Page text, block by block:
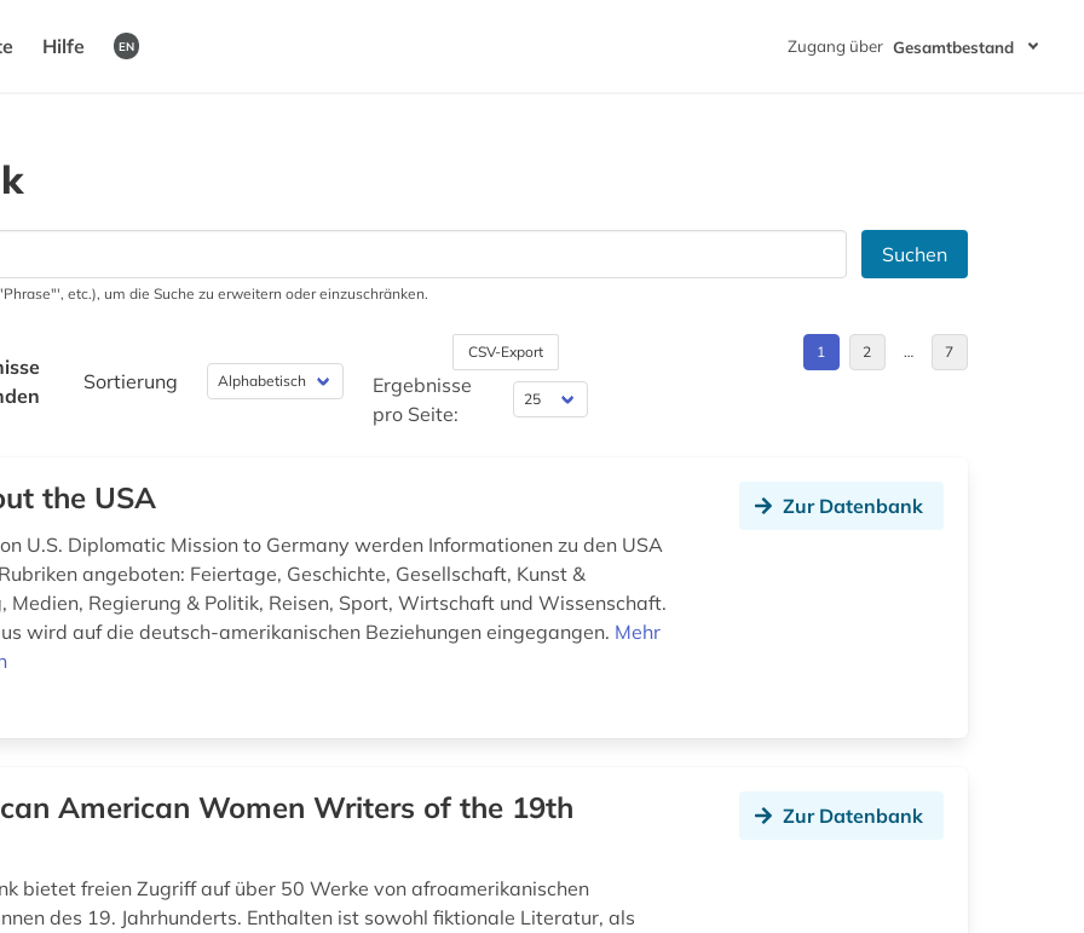
Hilfe EN Zugang über Gesamtbestand
Suchen
etc.), um die Suche zu erweitern oder einzuschränken.
Sortierung
CSV-Export
Ergebnisse
pro Seite:
1 2 … 7
the USA
U.S. Diplomatic Mission to Germany werden Informationen zu den USA
angeboten: Feiertage, Geschichte, Gesellschaft, Kunst &
Medien, Regierung & Politik, Reisen, Sport, Wirtschaft und Wissenschaft.
wird auf die deutsch-amerikanischen Beziehungen eingegangen. Mehr
Zur Datenbank
American Women Writers of the 19th
bietet freien Zugriff auf über 50 Werke von afroamerikanischen
des 19. Jahrhunderts. Enthalten ist sowohl fiktionale Literatur, als
Zur Datenbank